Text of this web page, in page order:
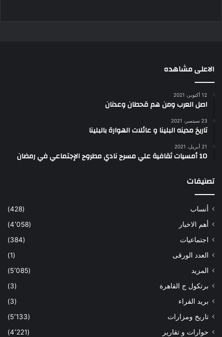
الاعلى مشاهده
12 أكتوبر، 2021
اصل العرب ومن هم قحطان وعدنان
23 سبتمبر، 2021
تاريخ مدينه البلينا و عائلات الهوارة بالبلينا
21 أبريل، 2021
10 أمسيات ثقافية علي مسرح نادي مطروح الإجتماعي في رمضان
تصنيفات
أنساب
(428)
أهم الاخبار
(4٬058)
اجتماعيات
(384)
العدد الورقى
(1)
المزيد
(5٬085)
برتكول ج القاهرة
(3)
بريد القراء
(3)
تاريخ ومزارات
(5٬133)
حوارات و تقارير
(4٬221)